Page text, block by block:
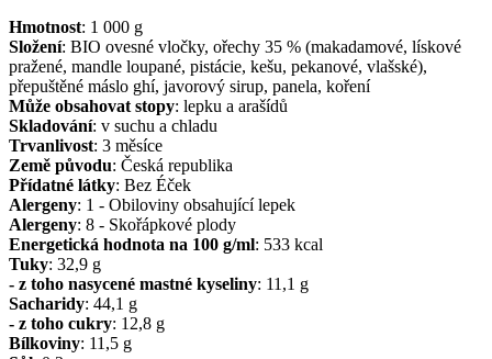
Hmotnost: 1 000 g
Složení: BIO ovesné vločky, ořechy 35 % (makadamové, lískové
pražené, mandle loupané, pistácie, kešu, pekanové, vlašské),
přepuštěné máslo ghí, javorový sirup, panela, koření
Může obsahovat stopy: lepku a arašídů
Skladování: v suchu a chladu
Trvanlivost: 3 měsíce
Země původu: Česká republika
Přídatné látky: Bez Éček
Alergeny: 1 - Obiloviny obsahující lepek
Alergeny: 8 - Skořápkové plody
Energetická hodnota na 100 g/ml: 533 kcal
Tuky: 32,9 g
- z toho nasycené mastné kyseliny: 11,1 g
Sacharidy: 44,1 g
- z toho cukry: 12,8 g
Bílkoviny: 11,5 g